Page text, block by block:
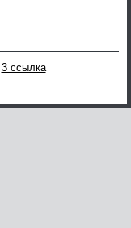
3 ссылка